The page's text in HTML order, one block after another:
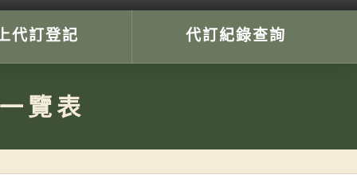
代訂登記 代訂紀錄查詢
覽表